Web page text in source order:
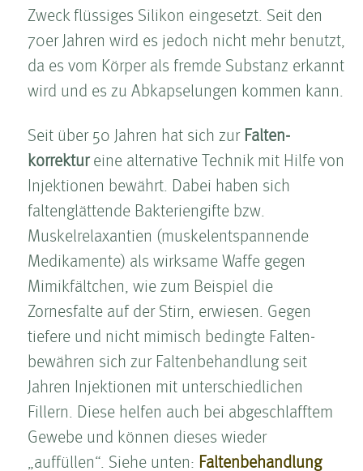
Zweck flüssiges Silikon eingesetzt. Seit den
70er Jahren wird es jedoch nicht mehr benutzt,
da es vom Körper als fremde Substanz erkannt
wird und es zu Abkapselungen kommen kann.
Seit über 50 Jahren hat sich zur Falten­
korrektureine alternative Technik mit Hilfe von
Injektionen bewährt. Dabei haben sich
faltenglättende Bakteriengifte bzw.
Muskelrelaxantien (muskelentspannende
Medikamente) als wirksame Waffe gegen
Mimikfältchen, wie zum Beispiel die
Zornesfalte auf der Stirn, erwiesen. Gegen
tiefere und nicht mimisch bedingte Falten­
bewähren sich zur Falten­behandlung seit
Jahren Injektionen mit unterschiedlichen
Fillern. Diese helfen auch bei abgeschlafftem
Gewebe und können dieses wieder
„auffüllen“. Siehe unten: Falten­behandlung